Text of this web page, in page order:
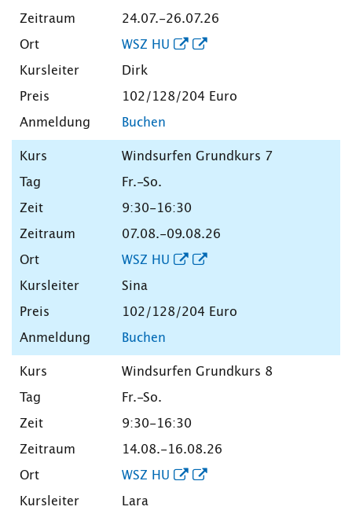
24.07.-26.07.26
WSZ HU
Dirk
102/128/204 Euro
Buchen
Windsurfen Grundkurs 7
Fr.-So.
9:30-16:30
07.08.-09.08.26
WSZ HU
Sina
102/128/204 Euro
Buchen
Windsurfen Grundkurs 8
Fr.-So.
9:30-16:30
14.08.-16.08.26
WSZ HU
Lara